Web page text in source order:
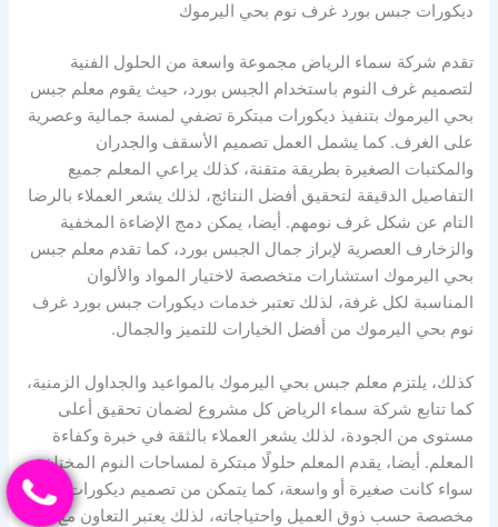
ديكورات جبس بورد غرف نوم بحي اليرموك
تقدم شركة سماء الرياض مجموعة واسعة من الحلول الفنية
لتصميم غرف النوم باستخدام الجبس بورد، حيث يقوم معلم جبس
بحي اليرموك بتنفيذ ديكورات مبتكرة تضفي لمسة جمالية وعصرية
على الغرف. كما يشمل العمل تصميم الأسقف والجدران
والمكتبات الصغيرة بطريقة متقنة، كذلك يراعي المعلم جميع
التفاصيل الدقيقة لتحقيق أفضل النتائج، لذلك يشعر العملاء بالرضا
التام عن شكل غرف نومهم. أيضا، يمكن دمج الإضاءة المخفية
والزخارف العصرية لإبراز جمال الجبس بورد، كما تقدم معلم جبس
بحي اليرموك استشارات متخصصة لاختيار المواد والألوان
المناسبة لكل غرفة، لذلك تعتبر خدمات ديكورات جبس بورد غرف
نوم بحي اليرموك من أفضل الخيارات للتميز والجمال.
كذلك، يلتزم معلم جبس بحي اليرموك بالمواعيد والجداول الزمنية،
كما تتابع شركة سماء الرياض كل مشروع لضمان تحقيق أعلى
مستوى من الجودة، لذلك يشعر العملاء بالثقة في خبرة وكفاءة
المعلم. أيضا، يقدم المعلم حلولًا مبتكرة لمساحات النوم المختلفة
سواء كانت صغيرة أو واسعة، كما يتمكن من تصميم ديكورات
مخصصة حسب ذوق العميل واحتياجاته، لذلك يعتبر التعاون مع